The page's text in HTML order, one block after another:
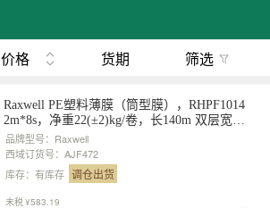
价格 货期 筛选
Raxwell PE塑料薄膜（筒型膜），RHPF1014
2m*8s，净重22(±2)kg/卷，长140m 双层宽
1m，展开单层宽2米，对折卷装 售卖规格：1
卷
品牌型号：Raxwell
西域订货号：AJF472
库存：有库存 调仓出货
未税¥583.19